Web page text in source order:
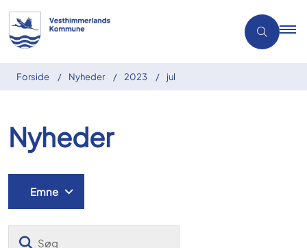
Forside Nyheder 2023 jul
Nyheder
Emne